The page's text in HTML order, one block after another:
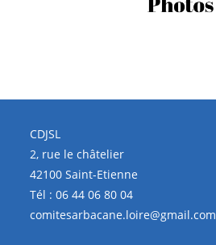
CDJSL
2, rue le châtelier
42100 Saint-Etienne
Tél :06 44 06 80 04
comitesarbacane.loire@gmail.com